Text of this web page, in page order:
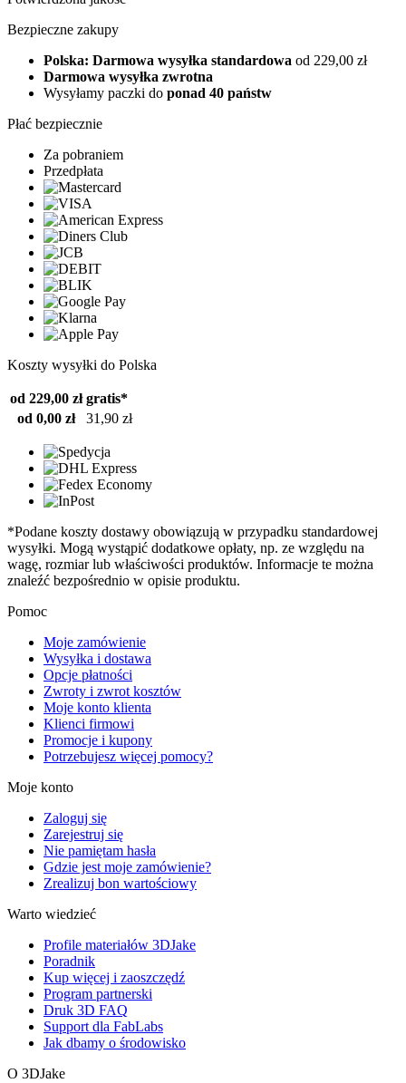
Bezpieczne zakupy
Polska: Darmowa wysyłka standardowa od 229,00 zł
Darmowa wysyłka zwrotna
Wysyłamy paczki do ponad 40 państw
Płać bezpiecznie
Za pobraniem
Przedpłata
Koszty wysyłki do Polska
od 229,00 zł gratis*
od 0,00 zł
31,90 zł
*Podane koszty dostawy obowiązują w przypadku standardowej
wysyłki. Mogą wystąpić dodatkowe opłaty, np. ze względu na
wagę, rozmiar lub właściwości produktów. Informacje te można
znaleźć bezpośrednio w opisie produktu.
Pomoc
Moje zamówienie
Wysyłka i dostawa
Opcje płatności
Zwroty i zwrot kosztów
Moje konto klienta
Klienci firmowi
Promocje i kupony
Potrzebujesz więcej pomocy?
Moje konto
Zaloguj się
Zarejestruj się
Nie pamiętam hasła
Gdzie jest moje zamówienie?
Zrealizuj bon wartościowy
Warto wiedzieć
Profile materiałów 3DJake
Poradnik
Kup więcej i zaoszczędź
Program partnerski
Druk 3D FAQ
Support dla FabLabs
Jak dbamy o środowisko
O 3DJake